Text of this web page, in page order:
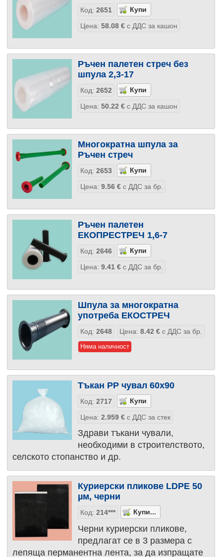
Код: 2651
Цена: 58.08 €с ДДС за кашон
Ръчен палетен стреч без
шпула 2,3-17
Код: 2652
Цена: 50.22 €с ДДС за кашон
Многократна шпула за
Ръчен стреч
Код: 2653
Цена: 9.56 €с ДДС за бр.
Ръчен палетен
ЕКОПРЕСТРЕЧ 1,6-7
Код: 2646
Цена: 9.41 €с ДДС за бр.
Шпула за многократна
употреба ЕКОСТРЕЧ
Код: 2648 Цена: 8.42 €с ДДС за бр.
Няма наличност
Тъкан PP чувал 60х90
Код: 2717
Цена: 2.959 €с ДДС за стек
Здрави тъкани чували,
необходими в строителството,
селското стопанство и др.
Куриерски пликове LDPE 50
µм, черни
Код: 214***
Черни куриерски пликове,
предлагат се в 3 размера с
лепяща перманентна лента, за да изпращате